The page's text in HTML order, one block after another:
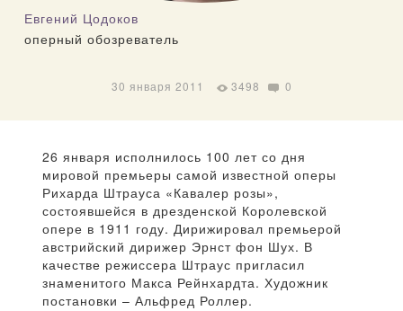
Евгений Цодоков
оперный обозреватель
30 января 2011 3498 0
26 января исполнилось 100 лет со дня
мировой премьеры самой известной оперы
Рихарда Штрауса «Кавалер розы»,
состоявшейся в дрезденской Королевской
опере в 1911 году. Дирижировал премьерой
австрийский дирижер Эрнст фон Шух. В
качестве режиссера Штраус пригласил
знаменитого Макса Рейнхардта. Художник
постановки – Альфред Роллер.